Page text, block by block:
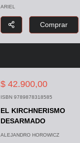
ARIEL
Comprar
$ 42.900,00
ISBN 9789878318585
EL KIRCHNERISMO
DESARMADO
ALEJANDRO HOROWICZ